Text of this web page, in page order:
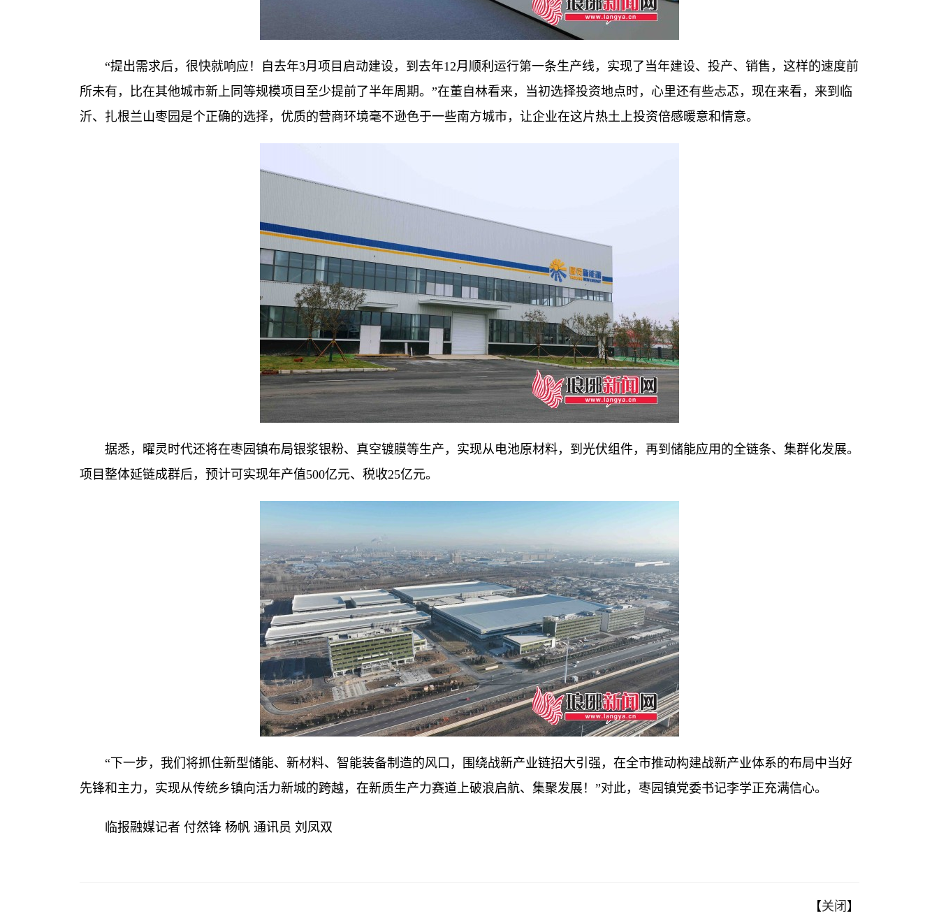
“提出需求后，很快就响应！自去年3月项目启动建设，到去年12月顺利运行第一条生产线，实现了当年建设、投产、销售，这样的速度前
所未有，比在其他城市新上同等规模项目至少提前了半年周期。”在董自林看来，当初选择投资地点时，心里还有些忐忑，现在来看，来到临
沂、扎根兰山枣园是个正确的选择，优质的营商环境毫不逊色于一些南方城市，让企业在这片热土上投资倍感暖意和情意。
据悉，曜灵时代还将在枣园镇布局银浆银粉、真空镀膜等生产，实现从电池原材料，到光伏组件，再到储能应用的全链条、集群化发展。
项目整体延链成群后，预计可实现年产值500亿元、税收25亿元。
“下一步，我们将抓住新型储能、新材料、智能装备制造的风口，围绕战新产业链招大引强，在全市推动构建战新产业体系的布局中当好
先锋和主力，实现从传统乡镇向活力新城的跨越，在新质生产力赛道上破浪启航、集聚发展！”对此，枣园镇党委书记李学正充满信心。
临报融媒记者 付然锋 杨帆 通讯员 刘凤双
【关闭 】